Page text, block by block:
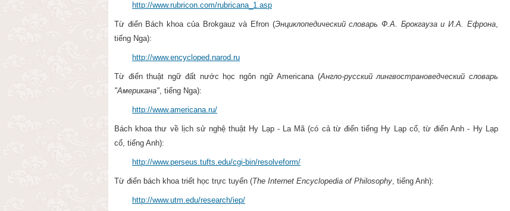
http://www.rubricon.com/rubricana_1.asp
Từ điển Bách khoa của Brokgauz và Efron (Энциклопедический словарь Ф.А. Брокгаузa и И.А. Ефронa,
tiếng Nga):
http://www.encycloped.narod.ru
Từ điển thuật ngữ đất nước học ngôn ngữ Americana (Англо-русский лингвострановедческий словарь
"Американа", tiếng Nga):
http://www.americana.ru/
Bách khoa thư về lịch sử nghệ thuật Hy Lạp - La Mã (có cả từ điển tiếng Hy Lạp cổ, từ điển Anh - Hy Lạp
cổ, tiếng Anh):
http://www.perseus.tufts.edu/cgi-bin/resolveform/
Từ điển bách khoa triết học trực tuyến (The Internet Encyclopedia of Philosophy, tiếng Anh):
http://www.utm.edu/research/iep/